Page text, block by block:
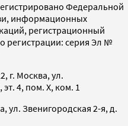
Федеральной
информационных
регистрационный
регистрации: серия Эл №
г. Москва, ул.
4, пом. X, ком. 1
ул. Звенигородская 2-я, д.